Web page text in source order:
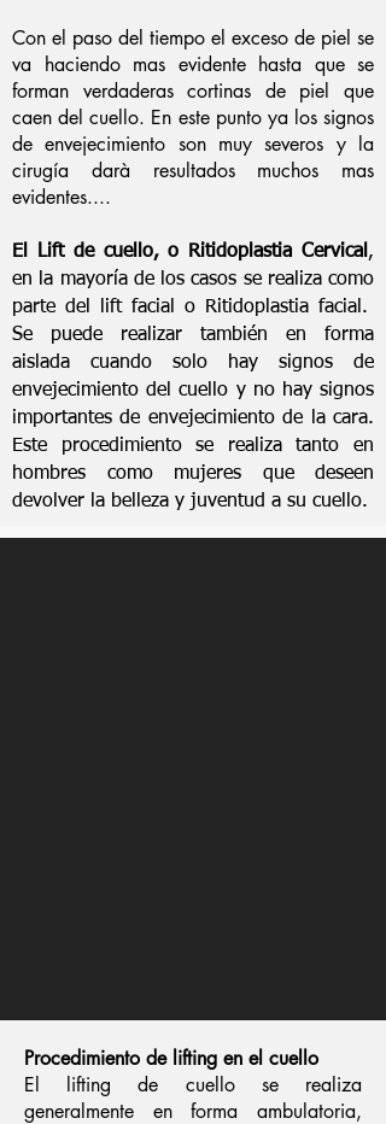
Con el paso del tiempo el exceso de piel se
va haciendo mas evidente hasta que se
forman verdaderas cortinas de piel que
caen del cuello. En este punto ya los signos
de envejecimiento son muy severos y la
cirugía darà resultados muchos mas
evidentes....
El Lift de cuello, o Ritidoplastia Cervical ,
en la mayoría de los casos se realiza como
parte del lift facial o Ritidoplastia facial.
Se puede realizar también en forma
aislada cuando solo hay signos de
envejecimiento del cuello y no hay signos
importantes de envejecimiento de la cara.
Este procedimiento se realiza tanto en
hombres como mujeres que deseen
devolver la belleza y juventud a su cuello.
Procedimiento de lifting en el cuello
El lifting de cuello se realiza
generalmente en forma ambulatoria,